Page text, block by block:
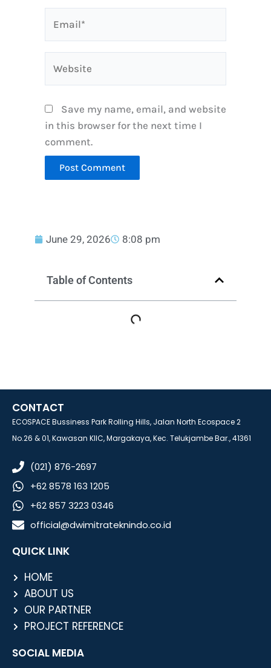
Save my name, email, and website
in this browser for the next time I
comment.
June 29, 2026 8:08 pm
Table of Contents
CONTACT
ECOSPACE Bussiness Park Rolling Hills, Jalan North Ecospace 2
No.26 & 01, Kawasan KIIC, Margakaya, Kec. Telukjambe Bar., 41361
(021) 876-2697
+62 8578 163 1205
+62 857 3223 0346
official@dwimitrateknindo.co.id
QUICK LINK
HOME
ABOUT US
OUR PARTNER
PROJECT REFERENCE
SOCIAL MEDIA